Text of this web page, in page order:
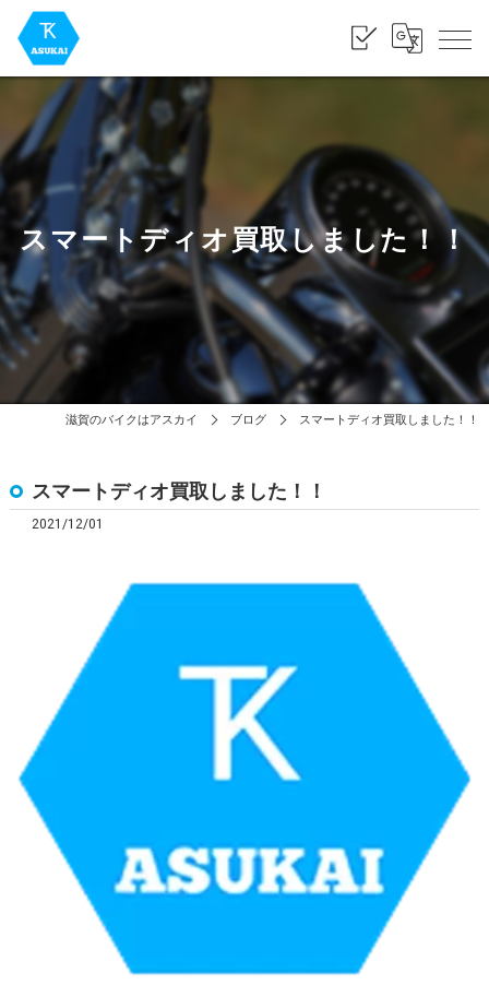
スマートディオ買取しました！！
滋賀のバイクはアスカイ ブログ スマートディオ買取しました！！
スマートディオ買取しました！！
2021/12/01